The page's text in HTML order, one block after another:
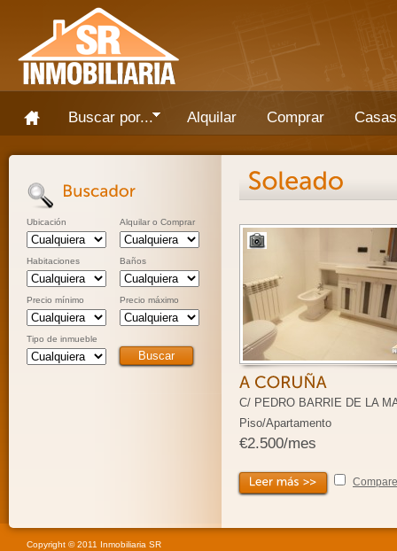
Buscar por... Alquilar Comprar
Ubicación Alquilar o Comprar
Habitaciones Baños
Precio mínimo Precio máximo
Tipo de inmueble
C/ PEDRO BARRIE DE LA
Piso/Apartamento
€2.500/mes
Compare
Copyright © 2011 Inmobiliaria SR